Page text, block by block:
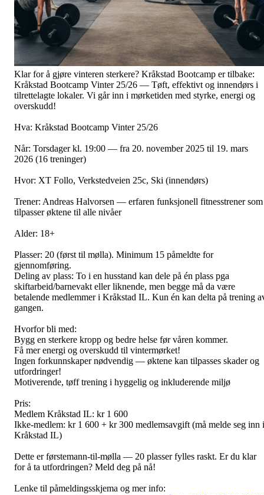
Klar for å gjøre vinteren sterkere? Kråkstad Bootcamp er tilbake:
Kråkstad Bootcamp Vinter 25/26 — Tøft, effektivt og innendørs i
tilrettelagte lokaler. Vi går inn i mørketiden med styrke, energi og
overskudd!
Hva: Kråkstad Bootcamp Vinter 25/26
Når: Torsdager kl. 19:00 — fra 20. november 2025 til 19. mars
2026 (16 treninger)
Hvor: XT Follo, Verkstedveien 25c, Ski (innendørs)
Trener: Andreas Halvorsen — erfaren funksjonell fitnesstrener som
tilpasser øktene til alle nivåer
Alder: 18+
Plasser: 20 (først til mølla). Minimum 15 påmeldte for
gjennomføring.
Deling av plass: To i en husstand kan dele på én plass pga
skiftarbeid/barnevakt eller liknende, men begge må da være
betalende medlemmer i Kråkstad IL. Kun én kan delta på trening
gangen.
Hvorfor bli med:
Bygg en sterkere kropp og bedre helse før våren kommer.
Få mer energi og overskudd til vintermørket!
Ingen forkunnskaper nødvendig — øktene kan tilpasses skader og
utfordringer!
Motiverende, tøff trening i hyggelig og inkluderende miljø
Pris:
Medlem Kråkstad IL: kr 1 600
Ikke-medlem: kr 1 600 + kr 300 medlemsavgift (må melde seg inn i
Kråkstad IL)
Dette er førstemann-til-mølla — 20 plasser fylles raskt. Er du klar
for å ta utfordringen? Meld deg på nå!
Lenke til påmeldingsskjema og mer info: